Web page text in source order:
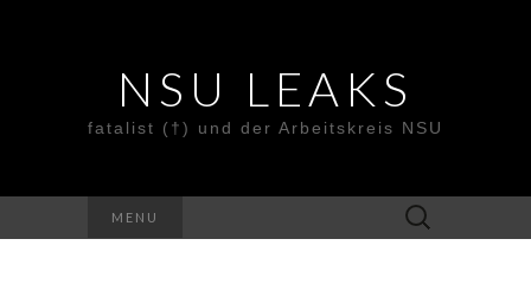
NSU LEAKS
fatalist (†) und der Arbeitskreis NSU
MENU
Suche
nach: